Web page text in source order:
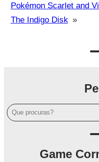
Pokémon Scarlet and
The Indigo Disk »
P
e
Game